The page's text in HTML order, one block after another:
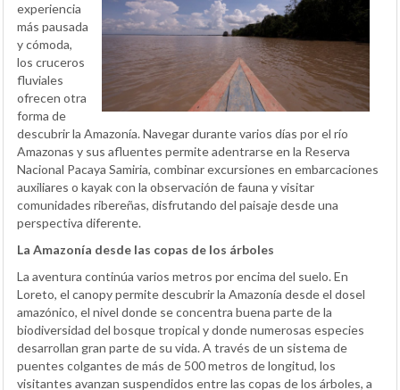
experiencia
más pausada
y cómoda,
los cruceros
fluviales
ofrecen otra
forma de
descubrir la Amazonía. Navegar durante varios días por el río
Amazonas y sus afluentes permite adentrarse en la Reserva
Nacional Pacaya Samiria, combinar excursiones en embarcaciones
auxiliares o kayak con la observación de fauna y visitar
comunidades ribereñas, disfrutando del paisaje desde una
perspectiva diferente.
La Amazonía desde las copas de los árboles
La aventura continúa varios metros por encima del suelo. En
Loreto, el canopy permite descubrir la Amazonía desde el dosel
amazónico, el nivel donde se concentra buena parte de la
biodiversidad del bosque tropical y donde numerosas especies
desarrollan gran parte de su vida. A través de un sistema de
puentes colgantes de más de 500 metros de longitud, los
visitantes avanzan suspendidos entre las copas de los árboles, a